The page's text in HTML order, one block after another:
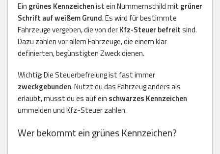
Ein grünes Kennzeichenist ein Nummernschild mit grüner
Schrift auf weißem Grund. Es wird für bestimmte
Fahrzeuge vergeben, die von derKfz-Steuer befreitsind.
Dazu zählen vor allem Fahrzeuge, die einem klar
definierten, begünstigten Zweck dienen.
Wichtig: Die Steuerbefreiung ist fast immer
zweckgebunden. Nutzt du das Fahrzeug anders als
erlaubt, musst du es auf ein schwarzes Kennzeichen
ummelden und Kfz-Steuer zahlen.
Wer bekommt ein grünes Kennzeichen?